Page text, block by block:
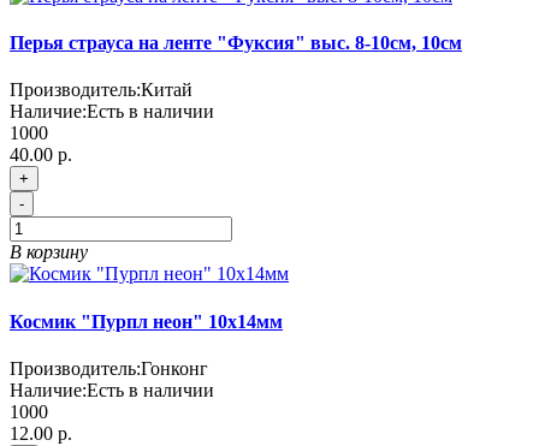
Перья страуса на ленте "Фуксия" выс. 8-10см, 10см
Производитель:Китай
Наличие:Есть в наличии
1000
40.00 р.
+
-
В корзину
Космик "Пурпл неон" 10х14мм
Производитель:Гонконг
Наличие:Есть в наличии
1000
12.00 р.